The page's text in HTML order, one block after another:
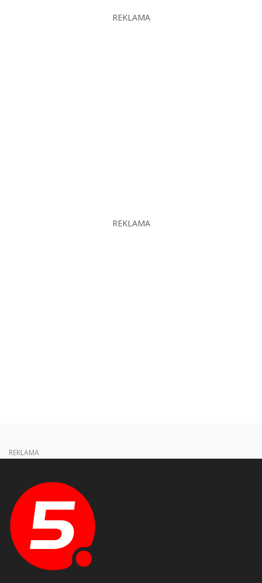
REKLAMA
REKLAMA
REKLAMA